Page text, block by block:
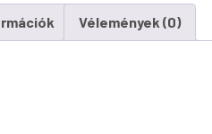
Vélemények (0)